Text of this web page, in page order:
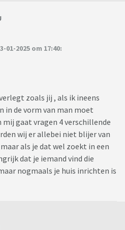
01-2025 om 17:40:
zoals jij , als ik ineens
in de vorm van man moet
gaat vragen 4 verschillende
wij er allebei niet blijer van
als je dat wel zoekt in een
dat je iemand vind die
nogmaals je huis inrichten is